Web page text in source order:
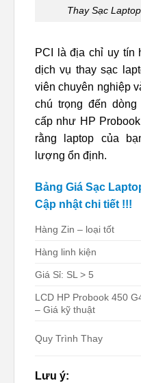
Thay Sạc
PCI là địa chỉ uy tín
dịch vụ thay sạc
viên chuyên nghiệp
chú trọng đến
cấp như HP
rằng laptop của
lượng ổn định.
Bảng Giá Sạc
Cập nhật chi tiết !!!
Hàng Zin – loại tốt
Hàng linh kiện
Giá Sỉ: SL > 5
LCD HP Probook 450
– Giá kỹ thuật
Quy Trình Thay
Lưu ý: